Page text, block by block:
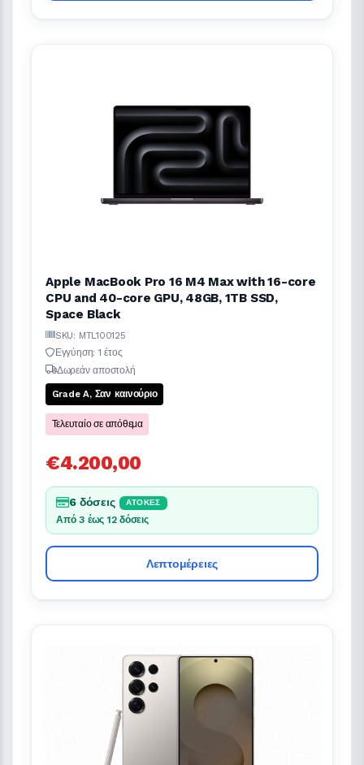
Apple MacBook Pro 16 M4 Max with 16-core
CPU and 40-core GPU, 48GB, 1TB SSD,
Space Black
SKU: MTL100125
Εγγύηση: 1 έτος
Δωρεάν αποστολή
Grade A, Σαν καινούριο
Τελευταίο σε απόθεμα
€4.200,00
6 δόσεις ΆΤΟΚΕΣ
Από 3 έως 12 δόσεις
Λεπτομέρειες